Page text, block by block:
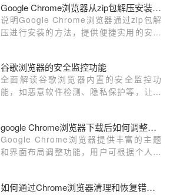
Google Chrome浏览器从zip包解压安装的方式
说明Google Chrome浏览器通过zip包解
压进行安装的方法，提供便捷实用的安装
谷歌浏览器的安全监控功能
全面解读谷歌浏览器内置的安全监控功
能，如恶意软件检测、隐私保护等，让您
google Chrome浏览器下载后如何调整浏览器主题和界面布局
Google Chrome浏览器提供丰富的主题
和界面布局调整功能，用户可根据个人偏
如何通过Chrome浏览器清理和恢复错误的扩展程序